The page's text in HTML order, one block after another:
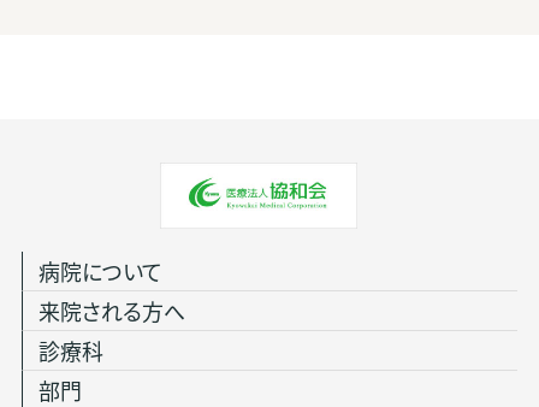
病院について
来院される方へ
診療科
部門